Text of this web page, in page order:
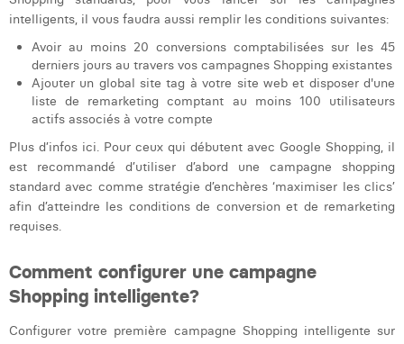
Laura Rooseleer
Laura Verhelst
Lena Pignoloni
Leonard Dierickx
Linda Kraim
Lisa Protin
Lore Fierens
Louis Nassogne
Lucas Taels
intelligents, il vous faudra aussi remplir les conditions suivantes:
Avoir au moins 20 conversions comptabilisées sur les 45
derniers jours au travers vos campagnes Shopping existantes
Ajouter un global site tag à votre site web et disposer d'une
liste de remarketing comptant au moins 100 utilisateurs
actifs associés à votre compte
Plus d’infos ici. Pour ceux qui débutent avec Google Shopping, il
est recommandé d’utiliser d’abord une campagne shopping
standard avec comme stratégie d’enchères ‘maximiser les clics’
afin d’atteindre les conditions de conversion et de remarketing
requises.
Comment configurer une campagne
Shopping intelligente?
Configurer votre première campagne Shopping intelligente sur